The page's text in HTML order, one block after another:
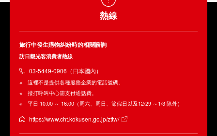
熱線
旅行中發生購物糾紛時的相關諮詢
訪日觀光客消費者熱線
03-5449-0906（日本國內）
這裡不是提供各種服務企業的電話號碼。
撥打呼叫中心需支付通話費。
平日 10:00 ～ 16:00（周六、周日、節假日以及12/29 ～1/3 除外）
https://www.cht.kokusen.go.jp/zttw/